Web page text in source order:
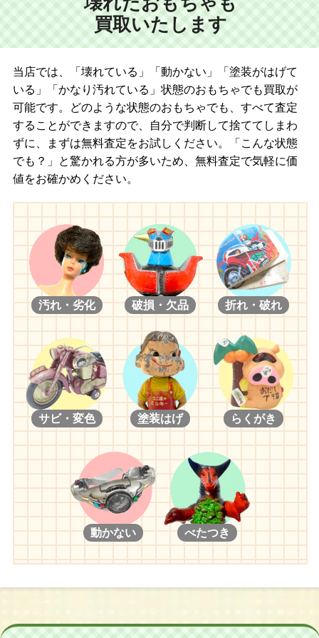
買取いたします
当店では、「壊れている」「動かない」「塗装がはげて
いる」「かなり汚れている」状態のおもちゃでも買取が
可能です。どのような状態のおもちゃでも、すべて査定
することができますので、自分で判断して捨ててしまわ
ずに、まずは無料査定をお試しください。「こんな状態
でも？」と驚かれる方が多いため、無料査定で気軽に価
値をお確かめください。
汚れ・劣化 破損・欠品 折れ・破れ
サビ・変色 塗装はげ らくがき
動かない べたつき